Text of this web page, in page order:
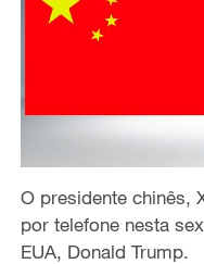
O presidente chinês,
por telefone nesta
EUA, Donald Trump.